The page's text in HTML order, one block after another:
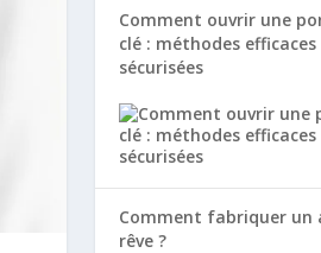
Comment ouvrir une
clé : méthodes
sécurisées
Comment fabriquer
rêve ?